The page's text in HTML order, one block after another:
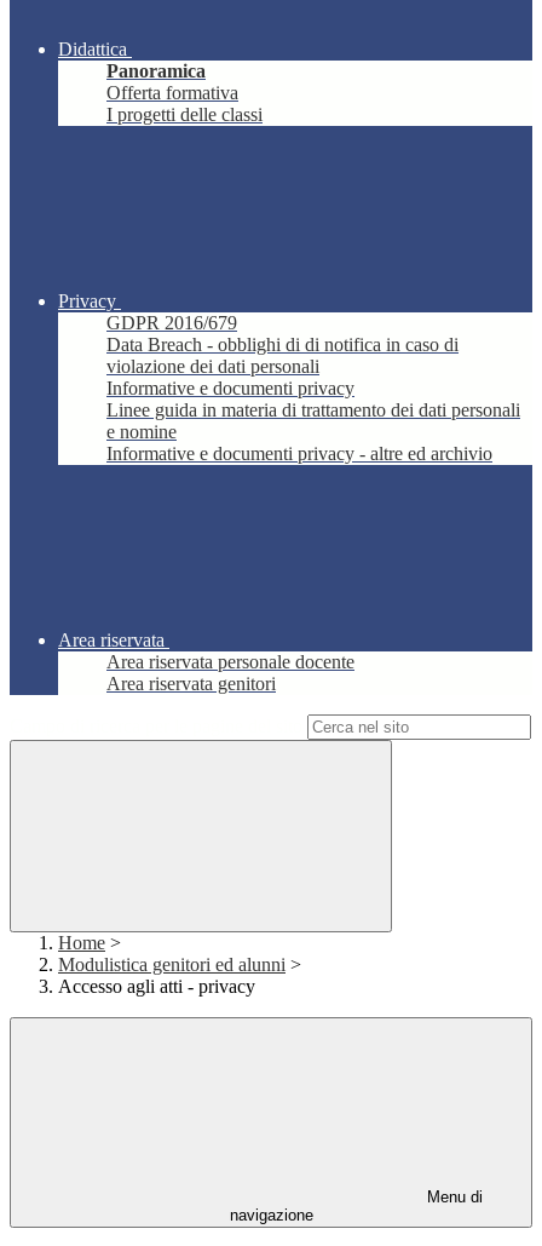
Didattica
Panoramica
Offerta formativa
I progetti delle classi
Privacy
GDPR 2016/679
Data Breach - obblighi di di notifica in caso di
violazione dei dati personali
Informative e documenti privacy
Linee guida in materia di trattamento dei dati personali
e nomine
Informative e documenti privacy - altre ed archivio
Area riservata
Area riservata personale docente
Area riservata genitori
Home >
Modulistica genitori ed alunni >
Accesso agli atti - privacy
Menu di
navigazione